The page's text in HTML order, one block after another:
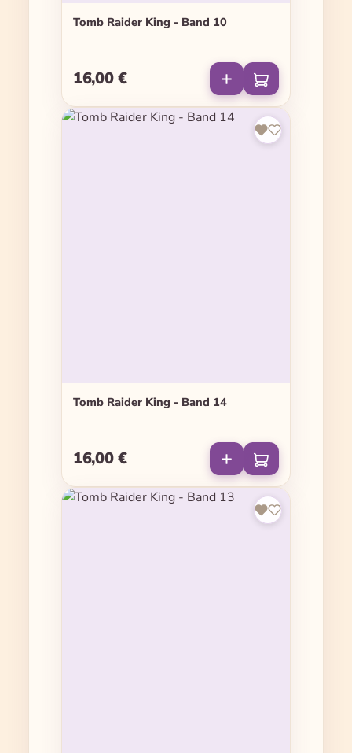
Tomb Raider King - Band 10
Regulärer Preis:
16,00 €
Tomb Raider King - Band 14
Regulärer Preis:
16,00 €